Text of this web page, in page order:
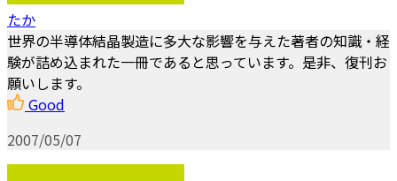
たか
世界の半導体結晶製造に多大な影響を与えた著者の知識・経
験が詰め込まれた一冊であると思っています。是非、復刊お
願いします。
Good
2007/05/07